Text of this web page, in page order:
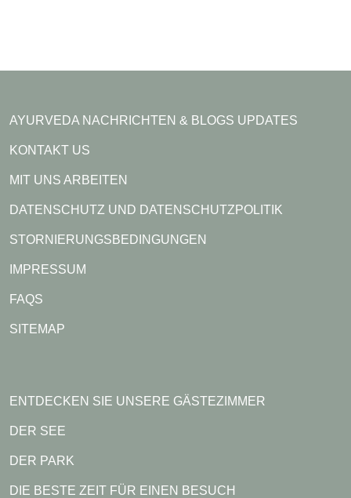
AYURVEDA NACHRICHTEN & BLOGS UPDATES
KONTAKT US
MIT UNS ARBEITEN
DATENSCHUTZ UND DATENSCHUTZPOLITIK
STORNIERUNGSBEDINGUNGEN
IMPRESSUM
FAQS
SITEMAP
ENTDECKEN SIE UNSERE GÄSTEZIMMER
DER SEE
DER PARK
DIE BESTE ZEIT FÜR EINEN BESUCH